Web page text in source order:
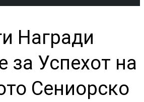
Награди
за Успехот на
Сениорско